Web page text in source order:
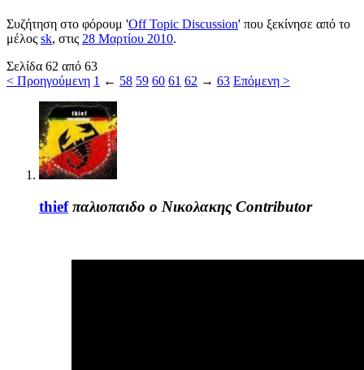
Συζήτηση στο φόρουμ 'Off Topic Discussion' που ξεκίνησε από το
μέλος sk, στις 28 Μαρτίου 2010.
Σελίδα 62 από 63
< Προηγούμενη 1 ← 58 59 60 61 62 → 63 Επόμενη >
thief παλιοπαιδο ο Νικολακης Contributor